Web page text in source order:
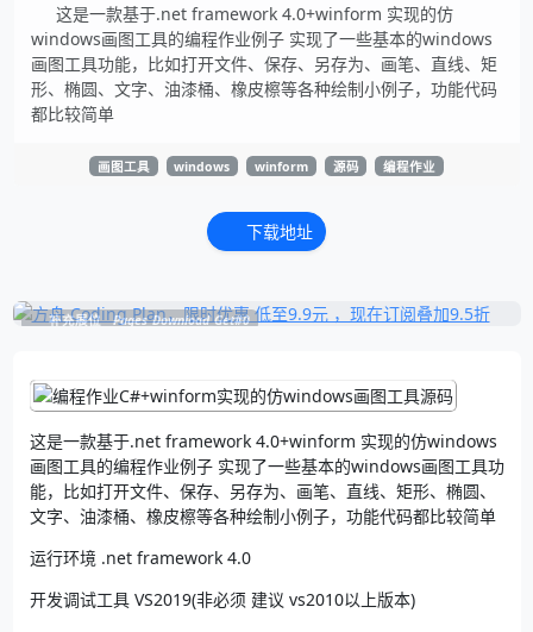
这是一款基于.net framework 4.0+winform 实现的仿
windows画图工具的编程作业例子 实现了一些基本的windows
画图工具功能，比如打开文件、保存、另存为、画笔、直线、矩
形、椭圆、文字、油漆桶、橡皮檫等各种绘制小例子，功能代码
都比较简单
画图工具 windows winform 源码 编程作业
下载地址
补充展位 Pages_Download_Get#0
这是一款基于.net framework 4.0+winform 实现的仿windows
画图工具的编程作业例子 实现了一些基本的windows画图工具功
能，比如打开文件、保存、另存为、画笔、直线、矩形、椭圆、
文字、油漆桶、橡皮檫等各种绘制小例子，功能代码都比较简单
运行环境 .net framework 4.0
开发调试工具 VS2019(非必须 建议 vs2010以上版本)